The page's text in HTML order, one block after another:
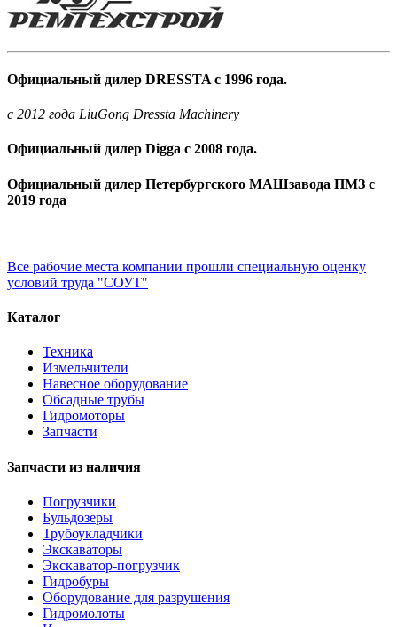
Официальный дилер DRESSTA с 1996 года.
c 2012 года LiuGong Dressta Machinery
Официальный дилер Digga с 2008 года.
Официальный дилер Петербургского МАШзавода ПМЗ с
2019 года
Все рабочие места компании прошли специальную оценку
условий труда "СОУТ"
Каталог
Техника
Измельчители
Навесное оборудование
Обсадные трубы
Гидромоторы
Запчасти
Запчасти из наличия
Погрузчики
Бульдозеры
Трубоукладчики
Экскаваторы
Экскаватор-погрузчик
Гидробуры
Оборудование для разрушения
Гидромолоты